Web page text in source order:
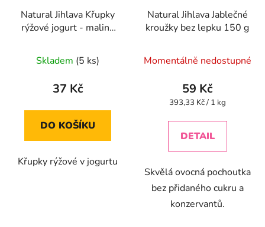
Natural Jihlava Křupky
rýžové jogurt - malina
Skladem (5 ks)
37 Kč
DO KOŠÍKU
Křupky rýžové v jogurtu
Natural Jihlava Jablečné
kroužky bez lepku 150 g
hodnocení
produktu
je
z
Momentálně nedostupné
59 Kč
Měrná
393,33 Kč / 1 kg
DETAIL
Skvělá ovocná pochoutka
bez přidaného cukru a
konzervantů.